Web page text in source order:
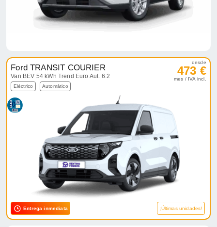
Ford TRANSIT COURIER
Van BEV 54 kWh Trend Euro Aut. 6.2
Eléctrico Automático
desde
473 €
mes / IVA incl.
Entrega inmediata ¡Últimas unidades!